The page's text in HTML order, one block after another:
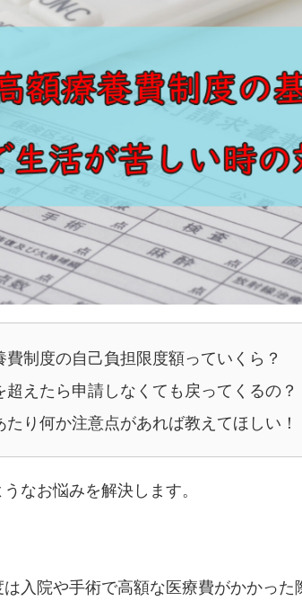
費制度の自己負担限度額っていくら？
超えたら申請しなくても戻ってくるの？
たり何か注意点があれば教えてほしい！
なお悩みを解決します。
入院や手術で高額な医療費がかかった